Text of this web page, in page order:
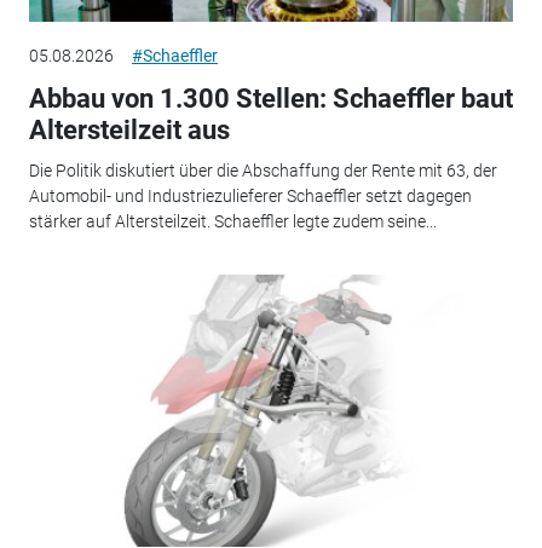
05.08.2026 #Schaeffler
Abbau von 1.300 Stellen: Schaeffler baut
Altersteilzeit aus
Die Politik diskutiert über die Abschaffung der Rente mit 63, der
Automobil- und Industriezulieferer Schaeffler setzt dagegen
stärker auf Altersteilzeit. Schaeffler legte zudem seine...